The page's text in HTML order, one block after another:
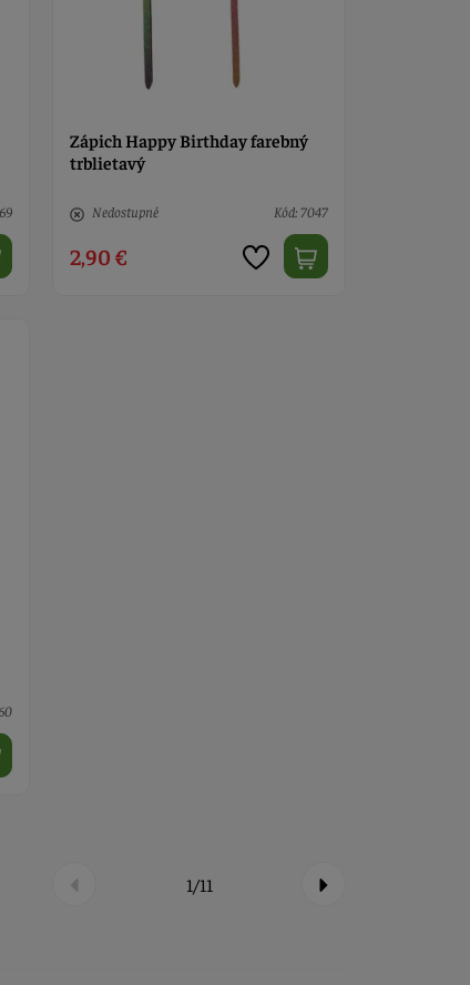
Zápich Happy Birthday farebný
trblietavý
Nedostupné Kód: 7047
2,90 €
1/11